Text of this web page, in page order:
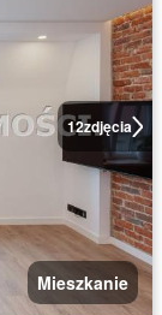
12zdjęcia
Mieszkanie